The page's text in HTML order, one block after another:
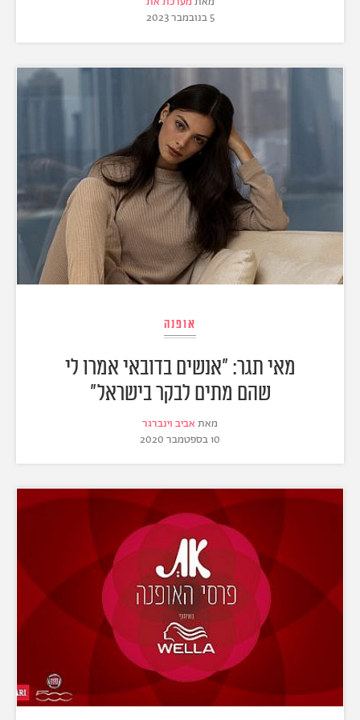
5 בנובמבר 2023
אופנה
מאי תגר: "אנשים בדובאי אמרו לי
שהם מתים לבקר בישראל"
מאת אביב וינברגר
10 בספטמבר 2020